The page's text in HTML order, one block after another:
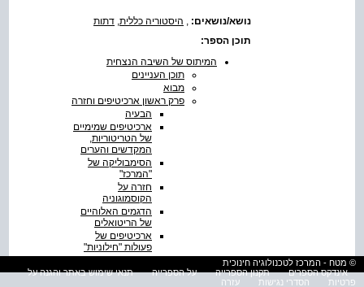
נושא/נושאים: היסטוריה כללית דתות
תוכן הספר:
המיתוס של השיבה הנצחית
תוכן העניינים
מבוא
פרק ראשון ארכיטיפים וחזרה
הבעיה
ארכיטיפים שמימיים
של הטריטוריות,
המקדשים והערים
הסימבוליקה של
"המרכז"
חזרה על
הקוסמוגוניה
הדגמים האלוהיים
של הריטואלים
ארכיטיפים של
פעולות "חילוניות"
המיתוסים
וההיסטוריה
© מטח - המרכז לטכנולוגיה חינוכית
אינדקס הספרים
תקנון הספרייה על הספרייה
תנאי שימוש באתר והגנה על
פרטיות
הסדרי נגישות עזרה